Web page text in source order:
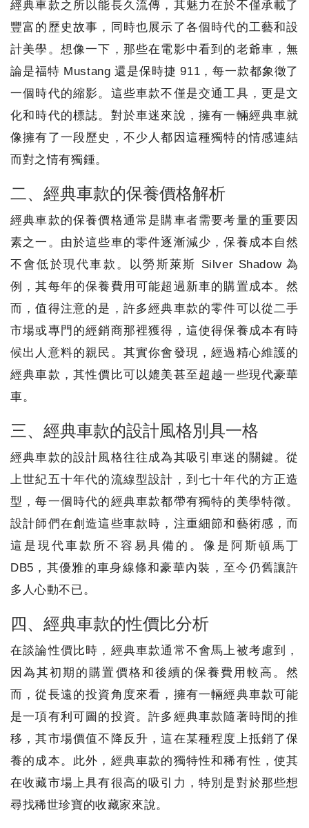
經典車款之所以能長久流傳，其魅力在於不僅承載了
豐富的歷史故事，同時也展示了各個時代的工藝和設
計美學。想像一下，那些在電影中看到的老爺車，無
論是福特 Mustang 還是保時捷 911，每一款都象徵了
一個時代的縮影。這些車款不僅是交通工具，更是文
化和時代的標誌。對於車迷來說，擁有一輛經典車就
像擁有了一段歷史，不少人都因這種獨特的情感連結
而對之情有獨鍾。
二、經典車款的保養價格解析
經典車款的保養價格通常是購車者需要考量的重要因
素之一。由於這些車的零件逐漸減少，保養成本自然
不會低於現代車款。以勞斯萊斯 Silver Shadow 為
例，其每年的保養費用可能超過新車的購置成本。然
而，值得注意的是，許多經典車款的零件可以從二手
市場或專門的經銷商那裡獲得，這使得保養成本有時
候出人意料的親民。其實你會發現，經過精心維護的
經典車款，其性價比可以媲美甚至超越一些現代豪華
車。
三、經典車款的設計風格別具一格
經典車款的設計風格往往成為其吸引車迷的關鍵。從
上世紀五十年代的流線型設計，到七十年代的方正造
型，每一個時代的經典車款都帶有獨特的美學特徵。
設計師們在創造這些車款時，注重細節和藝術感，而
這是現代車款所不容易具備的。像是阿斯頓馬丁
DB5，其優雅的車身線條和豪華內裝，至今仍舊讓許
多人心動不已。
四、經典車款的性價比分析
在談論性價比時，經典車款通常不會馬上被考慮到，
因為其初期的購置價格和後續的保養費用較高。然
而，從長遠的投資角度來看，擁有一輛經典車款可能
是一項有利可圖的投資。許多經典車款隨著時間的推
移，其市場價值不降反升，這在某種程度上抵銷了保
養的成本。此外，經典車款的獨特性和稀有性，使其
在收藏市場上具有很高的吸引力，特別是對於那些想
尋找稀世珍寶的收藏家來說。